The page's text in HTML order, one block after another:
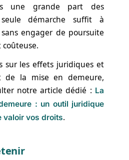
une grande part des
démarche suffit à
engager de poursuite
sur les effets juridiques et
de la mise en demeure,
notre article dédié : La
: un outil juridique
valoir vos droits.